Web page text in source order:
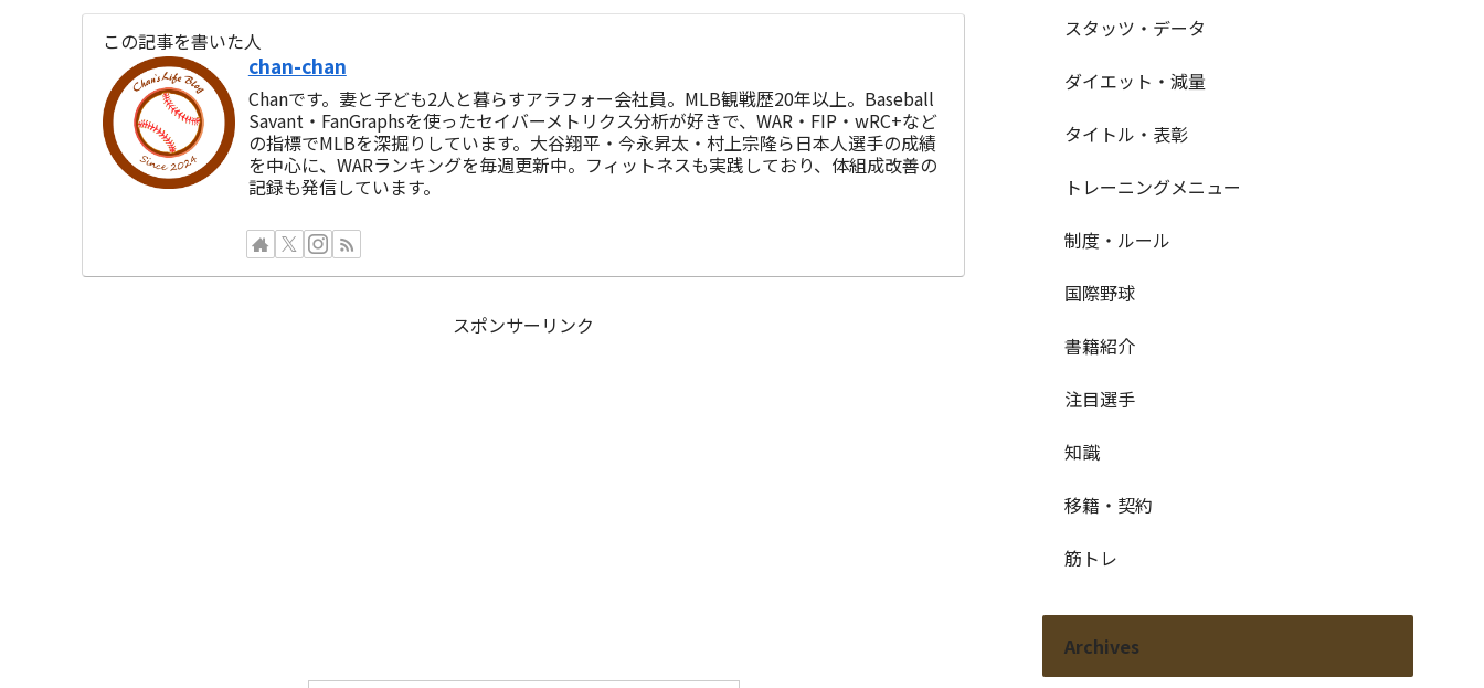
この記事を書いた人
chan-chan
Chanです。妻と子ども2人と暮らすアラフォー会社員。MLB観戦歴20年以上。Baseball
Savant・FanGraphsを使ったセイバーメトリクス分析が好きで、WAR・FIP・wRC+など
の指標でMLBを深掘りしています。大谷翔平・今永昇太・村上宗隆ら日本人選手の成績
を中心に、WARランキングを毎週更新中。フィットネスも実践しており、体組成改善の
記録も発信しています。
スポンサーリンク
スタッツ・データ
ダイエット・減量
タイトル・表彰
トレーニングメニュー
制度・ルール
国際野球
書籍紹介
注目選手
知識
移籍・契約
筋トレ
Archives